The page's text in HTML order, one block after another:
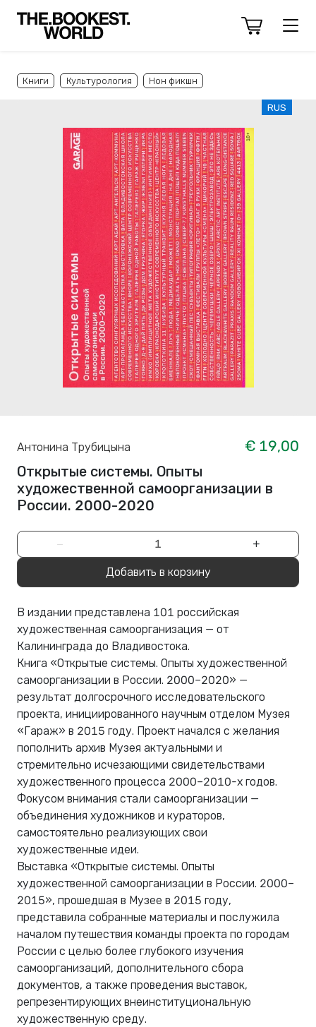
Книги Культурология Нон фикшн
RUS
Антонина Трубицына
€ 19,00
Открытые системы. Опыты
художественной самоорганизации в
России. 2000-2020
− +
Добавить в корзину
В издании представлена 101 российская
художественная самоорганизация — от
Калининграда до Владивостока.
Книга «Открытые системы. Опыты художественной
самоорганизации в России. 2000–2020» —
результат долгосрочного исследовательского
проекта, инициированного научным отделом Музея
«Гараж» в 2015 году. Проект начался с желания
пополнить архив Музея актуальными и
стремительно исчезающими свидетельствами
художественного процесса 2000–2010-х годов.
Фокусом внимания стали самоорганизации —
объединения художников и кураторов,
самостоятельно реализующих свои
художественные идеи.
Выставка «Открытые системы. Опыты
художественной самоорганизации в России. 2000–
2015», прошедшая в Музее в 2015 году,
представила собранные материалы и послужила
началом путешествия команды проекта по городам
России с целью более глубокого изучения
самоорганизаций, дополнительного сбора
документов, а также проведения выставок,
репрезентирующих внеинституциональную
художественную среду.